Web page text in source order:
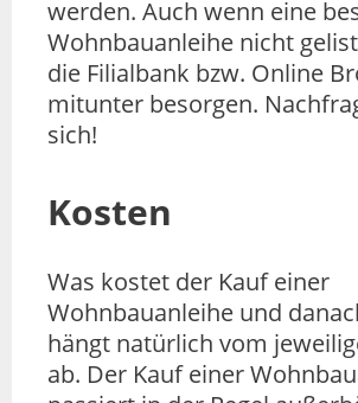
werden. Auch wenn eine
Wohnbauanleihe nicht
die Filialbank bzw. Online
mitunter besorgen.
sich!
Kosten
Was kostet der Kauf einer
Wohnbauanleihe und
hängt natürlich vom
ab. Der Kauf einer